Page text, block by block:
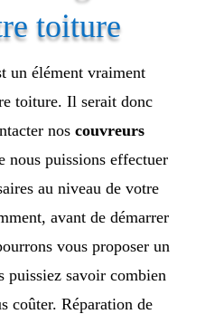
toiture
un élément vraiment
toiture. Il serait donc
nos couvreurs
nous puissions effectuer
au niveau de votre
avant de démarrer
vous proposer un
puissiez savoir combien
coûter. Réparation de